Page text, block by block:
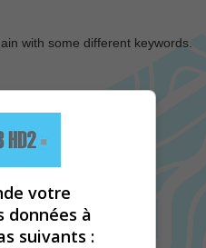
with some different keywords.
votre
données à
suivants :